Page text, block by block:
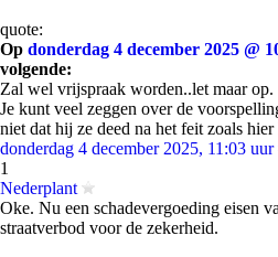
quote:
Op donderdag 4 december 2025 @
volgende:
Zal wel vrijspraak worden..let maar op.
Je kunt veel zeggen over de
niet dat hij ze deed na het feit zoals hier
donderdag 4 december 2025, 11:03 uur
1
Nederplant
Oke. Nu een schadevergoeding eisen
straatverbod voor de zekerheid.